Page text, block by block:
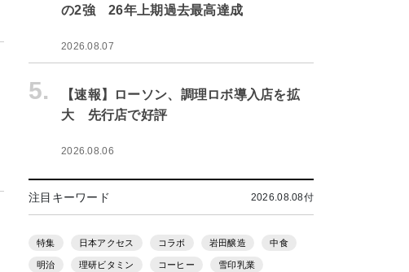
の2強 26年上期過去最高達成
2026.08.07
5.
【速報】ローソン、調理ロボ導入店を拡
大 先行店で好評
2026.08.06
注目キーワード 2026.08.08付
特集 日本アクセス コラボ 岩田醸造 中食
明治 理研ビタミン コーヒー 雪印乳業